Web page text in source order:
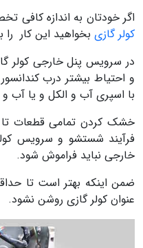
اگر خودتان به اندازه کافی
کولر گازی بخواهید این کار
در سرویس پنل خارجی کولر
و احتیاط بیشتر درب
با اسپری آب و الکل و یا آب و
خشک کردن تمامی قطعات تا
فرآیند شستشو و سرویس
خارجی نباید فراموش شود.
عنوان کولر گازی روشن نشود.